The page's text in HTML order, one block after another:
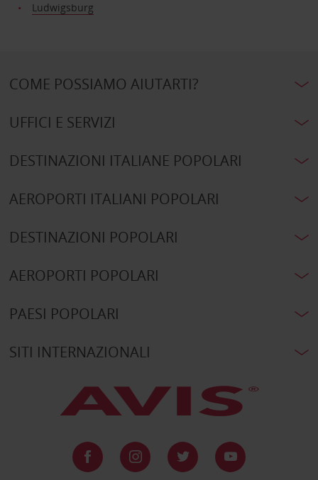
Ludwigsburg
COME POSSIAMO AIUTARTI?
UFFICI E SERVIZI
DESTINAZIONI ITALIANE POPOLARI
AEROPORTI ITALIANI POPOLARI
DESTINAZIONI POPOLARI
AEROPORTI POPOLARI
PAESI POPOLARI
SITI INTERNAZIONALI